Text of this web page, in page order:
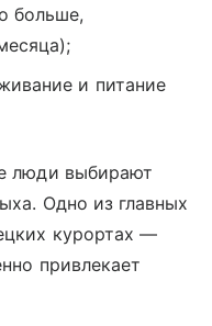
больше,
и питание
люди выбирают
Одно из главных
курортах —
привлекает